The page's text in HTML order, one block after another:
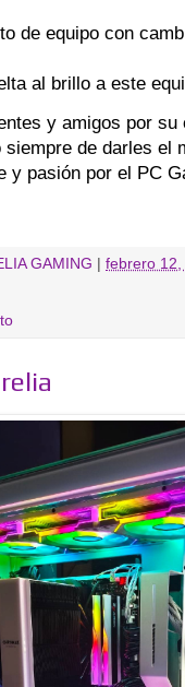
de equipo con
al brillo a este equipo
y amigos por
de darles el
y pasión por el PC
GAMING febrero 12,